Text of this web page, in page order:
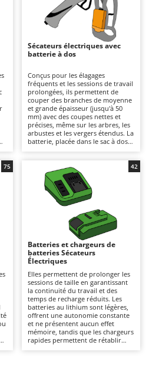
sur roues
pour tracteurs
bois - Scies à bûches
pour tracteur
et végétaux
- Démarreurs
Sécateurs électriques avec
batterie à dos
Conçus pour les élagages
fréquents et les sessions de travail
prolongées, ils permettent de
couper des branches de moyenne
et grande épaisseur (jusqu'à 50
mm) avec des coupes nettes et
précises, même sur les arbres, les
arbustes et les vergers étendus. La
batterie, placée dans le sac à dos
fatigue de l'opérateur, permettant
de travailler longtemps avec plus
de confort et de continuité. Ils
offrent une puissance élevée et
une longue autonomie, adaptés à
un usage semi-professionnel ou
professionnel. Pour des
performances constantes, il est
conseillé de recharger et de
maintenir la batterie chargée
lorsqu'elle n'est pas utilisée, ainsi
que de nettoyer, affûter et
lubrifier régulièrement les lames.
75
Batteries et chargeurs de
batteries Sécateurs
Électriques
Elles permettent de prolonger les
sessions de taille en garantissant
la continuité du travail et des
temps de recharge réduits. Les
batteries au lithium sont légères,
offrent une autonomie constante
et ne présentent aucun effet
mémoire, tandis que les chargeurs
rapides permettent de rétablir
42